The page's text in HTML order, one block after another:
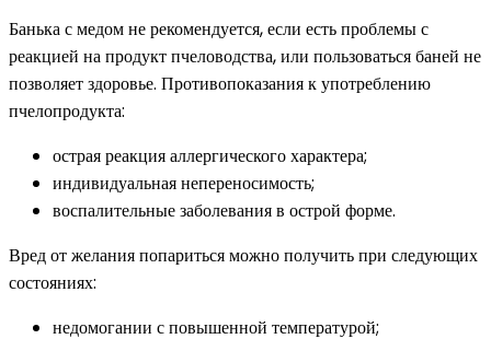
Банька с медом не рекомендуется, если есть проблемы с
реакцией на продукт пчеловодства, или пользоваться баней не
позволяет здоровье. Противопоказания к употреблению
пчелопродукта:
острая реакция аллергического характера;
индивидуальная непереносимость;
воспалительные заболевания в острой форме.
Вред от желания попариться можно получить при следующих
состояниях:
недомогании с повышенной температурой;